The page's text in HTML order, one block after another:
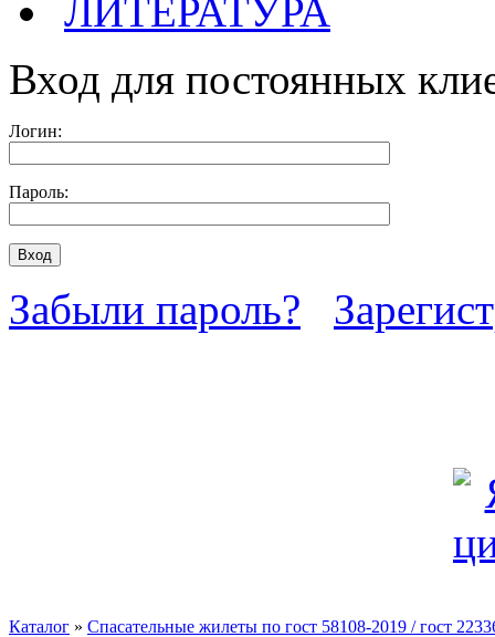
ЛИТЕРАТУРА
Вход для постоянных
Логин:
Пароль:
Забыли пароль?
Каталог » Спасательные жилеты по гост 58108-2019 / гост